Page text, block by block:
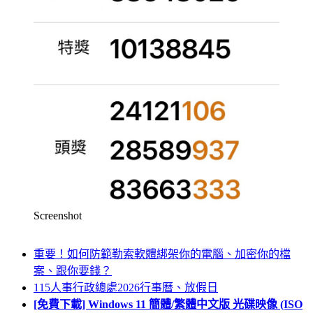
Screenshot
重要！如何防範勒索軟體綁架你的電腦、加密你的檔
案、跟你要錢？
115人事行政總處2026行事曆、放假日
[免費下載] Windows 11 簡體/繁體中文版 光碟映像 (ISO